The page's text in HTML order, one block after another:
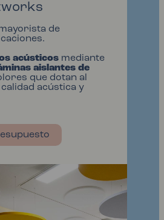
de
acústicosmediante
aislantes de
que dotan al
acústica y